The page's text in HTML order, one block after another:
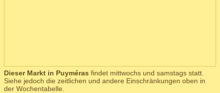
Dieser Markt in Puyméras findet mittwochs und samstags statt.
Siehe jedoch die zeitlichen und andere Einschränkungen oben in
der Wochentabelle.